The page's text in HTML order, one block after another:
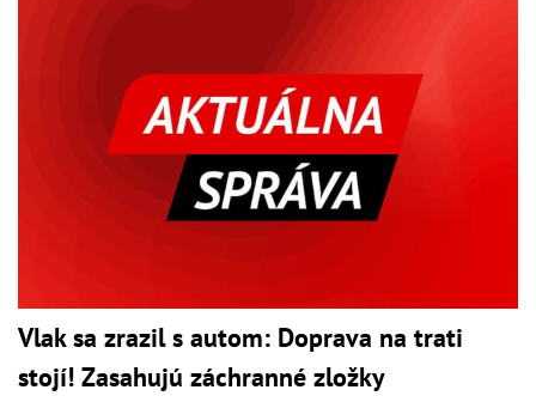
Vlak sa zrazil s autom: Doprava na trati
stojí! Zasahujú záchranné zložky